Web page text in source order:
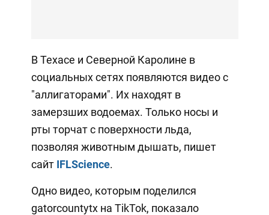
В Техасе и Северной Каролине в
социальных сетях появляются видео с
"аллигаторами". Их находят в
замерзших водоемах. Только носы и
рты торчат с поверхности льда,
позволяя животным дышать, пишет
сайт IFLScience.
Одно видео, которым поделился
gatorcountytx на TikTok, показало